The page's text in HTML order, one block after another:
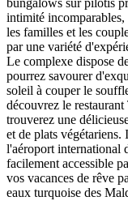
bungalows sur pilotis
intimité
les familles et les
par une variété
Le complexe dispose
pourrez savourer
soleil à couper le
découvrez le
trouverez une
et de plats végétariens.
l'aéroport international
facilement accessible
vos vacances de rêve
eaux turquoise des